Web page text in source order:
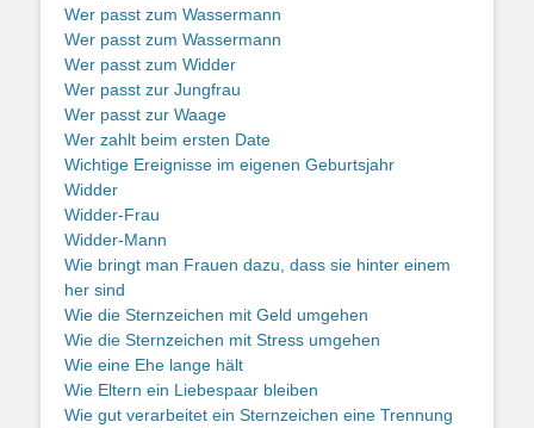
Wer passt zum Wassermann
Wer passt zum Wassermann
Wer passt zum Widder
Wer passt zur Jungfrau
Wer passt zur Waage
Wer zahlt beim ersten Date
Wichtige Ereignisse im eigenen Geburtsjahr
Widder
Widder-Frau
Widder-Mann
Wie bringt man Frauen dazu, dass sie hinter einem
her sind
Wie die Sternzeichen mit Geld umgehen
Wie die Sternzeichen mit Stress umgehen
Wie eine Ehe lange hält
Wie Eltern ein Liebespaar bleiben
Wie gut verarbeitet ein Sternzeichen eine Trennung